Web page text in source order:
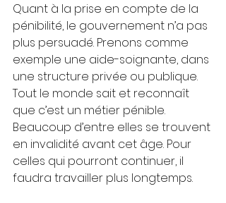
Quant à la prise en compte de la
pénibilité, le gouvernement n’a pas
plus persuadé. Prenons comme
exemple une aide-soignante, dans
une structure privée ou publique.
Tout le monde sait et reconnaît
que c’est un métier pénible.
Beaucoup d’entre elles se trouvent
en invalidité avant cet âge. Pour
celles qui pourront continuer, il
faudra travailler plus longtemps.